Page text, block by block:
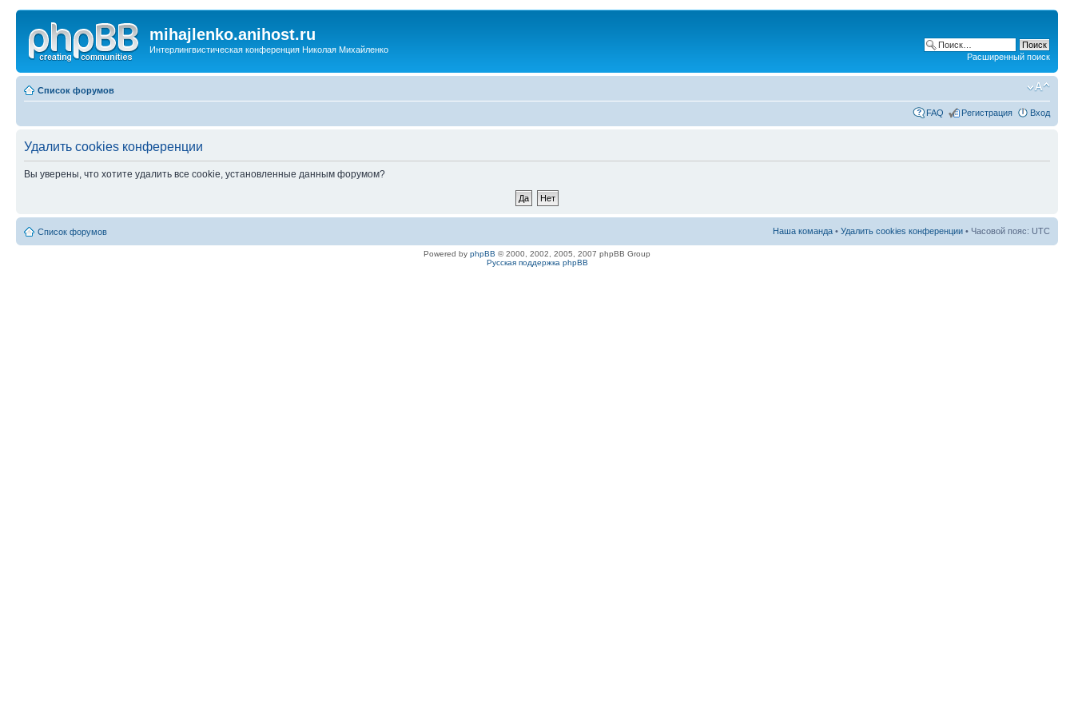
mihajlenko.anihost.ru
Интерлингвистическая конференция Николая Михайленко
Расширенный поиск
Список форумов
FAQ Регистрация Вход
Удалить cookies конференции
Вы уверены, что хотите удалить все cookie, установленные данным форумом?
Список форумов Наша команда • Удалить cookies конференции • Часовой пояс: UTC
Powered by phpBB © 2000, 2002, 2005, 2007 phpBB Group
Русская поддержка phpBB